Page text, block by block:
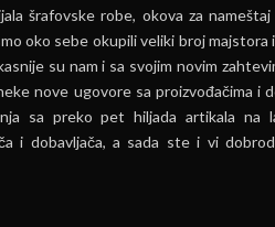
šrafovske robe, okova za
oko sebe okupili veliki broj majstora
su nam i sa svojim novim
nove ugovore sa proizvođačima i
sa preko pet hiljada artikala na
i dobavljača, a sada ste i vi